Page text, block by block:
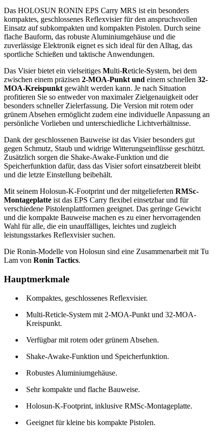
Das HOLOSUN RONIN EPS Carry MRS ist ein besonders
kompaktes, geschlossenes Reflexvisier für den anspruchsvollen
Einsatz auf subkompakten und kompakten Pistolen. Durch seine
flache Bauform, das robuste Aluminiumgehäuse und die
zuverlässige Elektronik eignet es sich ideal für den Alltag, das
sportliche Schießen und taktische Anwendungen.
Das Visier bietet ein vielseitiges Multi-Reticle-System, bei dem
zwischen einem präzisen 2-MOA-Punkt und einem schnellen 32-
MOA-Kreispunkt gewählt werden kann. Je nach Situation
profitieren Sie so entweder von maximaler Zielgenauigkeit oder
besonders schneller Zielerfassung. Die Version mit rotem oder
grünem Absehen ermöglicht zudem eine individuelle Anpassung an
persönliche Vorlieben und unterschiedliche Lichtverhältnisse.
Dank der geschlossenen Bauweise ist das Visier besonders gut
gegen Schmutz, Staub und widrige Witterungseinflüsse geschützt.
Zusätzlich sorgen die Shake-Awake-Funktion und die
Speicherfunktion dafür, dass das Visier sofort einsatzbereit bleibt
und die letzte Einstellung beibehält.
Mit seinem Holosun-K-Footprint und der mitgelieferten RMSc-
Montageplatte ist das EPS Carry flexibel einsetzbar und für
verschiedene Pistolenplattformen geeignet. Das geringe Gewicht
und die kompakte Bauweise machen es zu einer hervorragenden
Wahl für alle, die ein unauffälliges, leichtes und zugleich
leistungsstarkes Reflexvisier suchen.
Die Ronin-Modelle von Holosun sind eine Zusammenarbeit mit Tu
Lam von Ronin Tactics.
Hauptmerkmale
Kompaktes, geschlossenes Reflexvisier.
Multi-Reticle-System mit 2-MOA-Punkt und 32-MOA-
Kreispunkt.
Verfügbar mit rotem oder grünem Absehen.
Shake-Awake-Funktion und Speicherfunktion.
Robustes Aluminiumgehäuse.
Sehr kompakte und flache Bauweise.
Holosun-K-Footprint, inklusive RMSc-Montageplatte.
Geeignet für kleine bis kompakte Pistolen.